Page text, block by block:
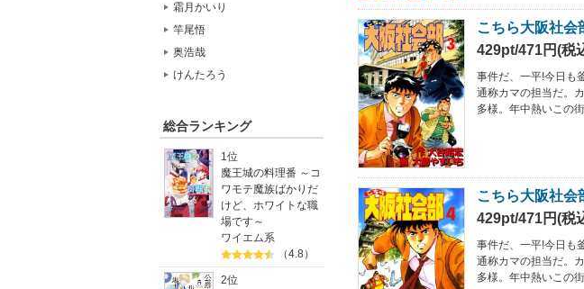
霜月かいり
竿尾悟
奥浩哉
けんたろう
総合ランキング
1位
魔王城の料理番 ～コ
ワモテ魔族ばかりだ
けど、ホワイトな職
場です～
ワイエム系
（4.8）
2位
こちら大阪社会
429pt/471円(税
事件だ、一平!今日も
通称カマの担当だ。
多様。年中熱いこの
こちら大阪社会
429pt/471円(税
事件だ、一平!今日も
通称カマの担当だ。
多様。年中熱いこの